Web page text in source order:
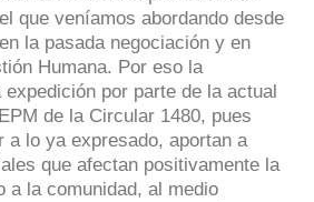
que veníamos abordando desde
la pasada negociación y en
Humana. Por eso la
por parte de la actual
de la Circular 1480, pues
a lo ya expresado, aportan a
que afectan positivamente la
a la comunidad, al medio